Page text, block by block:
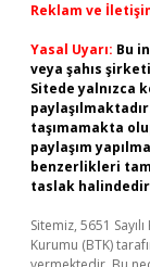
Reklam ve
Yasal Uyarı: Bu
veya şahıs
Sitede yalnızca
taşımamakta
paylaşım
benzerlikleri
taslak
Sitemiz, 5651
Kurumu (BTK)